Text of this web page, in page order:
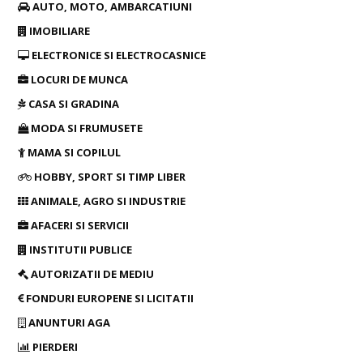
AUTO, MOTO, AMBARCATIUNI
IMOBILIARE
ELECTRONICE SI ELECTROCASNICE
LOCURI DE MUNCA
CASA SI GRADINA
MODA SI FRUMUSETE
MAMA SI COPILUL
HOBBY, SPORT SI TIMP LIBER
ANIMALE, AGRO SI INDUSTRIE
AFACERI SI SERVICII
INSTITUTII PUBLICE
AUTORIZATII DE MEDIU
FONDURI EUROPENE SI LICITATII
ANUNTURI AGA
PIERDERI